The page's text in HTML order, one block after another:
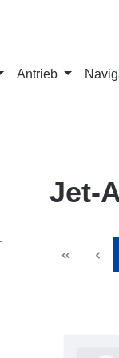
Antrieb
Jet-